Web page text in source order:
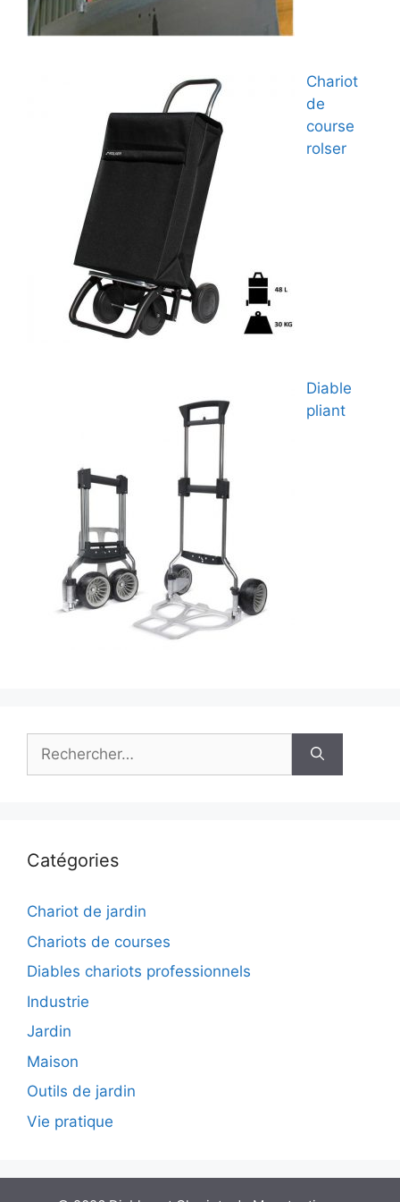
Chariot
de
course
rolser
Diable
pliant
Rechercher :
Catégories
Chariot de jardin
Chariots de courses
Diables chariots professionnels
Industrie
Jardin
Maison
Outils de jardin
Vie pratique